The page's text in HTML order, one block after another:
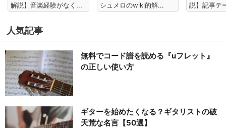
解説】音楽経験がなく...
シュメロのwiki的解...
説】記事テ
人気記事
無料でコード譜を読める『uフレット』
の正しい使い方
ギターを始めたくなる？ギタリストの破
天荒な名言【50選】